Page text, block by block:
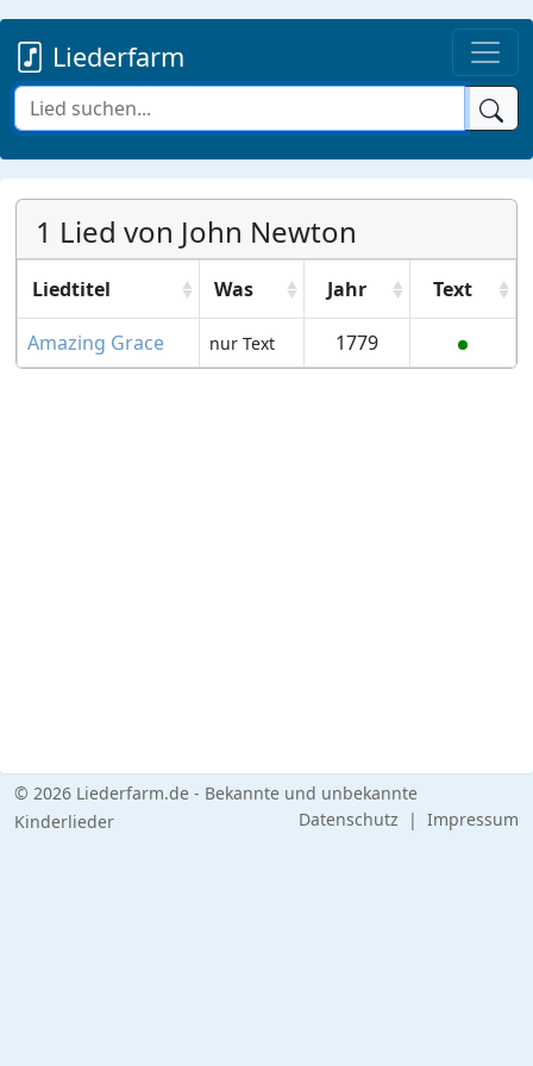
Liederfarm
1 Lied von John Newton
Liedtitel Was Jahr Text
Amazing Grace nur Text 1779
© 2026 Liederfarm.de - Bekannte und unbekannte
Kinderlieder
Datenschutz | Impressum